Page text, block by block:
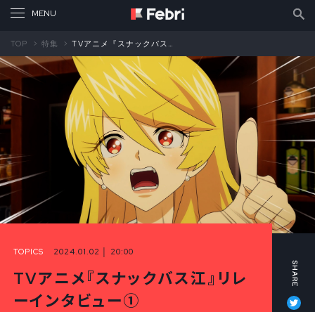
TOP 特集 TVアニメ『スナックバス江』リレーインタビュー① 明美役・高橋李依
TOPICS 2024.01.02 │ 20:00
TVアニメ『スナックバス江』リレ
ーインタビュー①